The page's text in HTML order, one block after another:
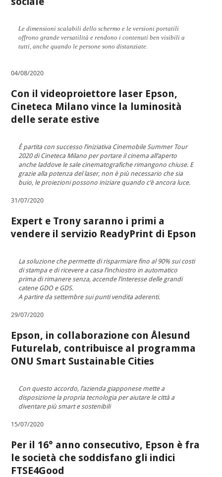
Le dimensioni scalabili dello schermo e le versioni portatili
offrono grande versatilità e rendono i contenuti ben visibili a
tutti, anche quando le persone sono distanziate.
04/08/2020
Con il videoproiettore laser Epson,
Cineteca Milano vince la luminosità
delle serate estive
È partita con successo l’iniziativa Cinemobile Summer Tour
2020 di Cineteca Milano per portare il cinema all’aperto
anche laddove le sale cinematografiche rimangono chiuse. E
grazie alla potenza del laser, non è più necessario che sia
buio, le proiezioni possono iniziare quando c’è ancora luce.
31/07/2020
Expert e Trony saranno i primi a
vendere il servizio ReadyPrint di Epson
La soluzione che permette di risparmiare fino al 90% sui costi
di stampa e di ricevere a casa l’inchiostro in automatico
prima di rimanere senza, accende l’interesse delle grandi
catene GDO e GDS.
A partire da settembre sui punti vendita aderenti.
29/07/2020
Epson, in collaborazione con Ålesund
Futurelab, contribuisce al programma
ONU Smart Sustainable Cities
Con questo accordo, l’azienda giapponese mette a
disposizione la propria tecnologia per aiutare le città a
diventare più smart e sostenibili
15/07/2020
Per il 16° anno consecutivo, Epson è fra
le società che soddisfano gli indici
FTSE4Good